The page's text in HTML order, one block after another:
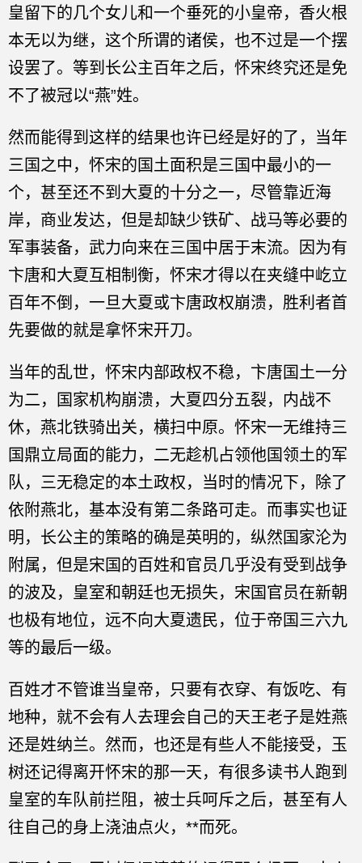
皇留下的几个女儿和一个垂死的小皇帝，香火根
本无以为继，这个所谓的诸侯，也不过是一个摆
设罢了。等到长公主百年之后，怀宋终究还是免
不了被冠以“燕”姓。
然而能得到这样的结果也许已经是好的了，当年
三国之中，怀宋的国土面积是三国中最小的一
个，甚至还不到大夏的十分之一，尽管靠近海
岸，商业发达，但是却缺少铁矿、战马等必要的
军事装备，武力向来在三国中居于末流。因为有
卞唐和大夏互相制衡，怀宋才得以在夹缝中屹立
百年不倒，一旦大夏或卞唐政权崩溃，胜利者首
先要做的就是拿怀宋开刀。
当年的乱世，怀宋内部政权不稳，卞唐国土一分
为二，国家机构崩溃，大夏四分五裂，内战不
休，燕北铁骑出关，横扫中原。怀宋一无维持三
国鼎立局面的能力，二无趁机占领他国领土的军
队，三无稳定的本土政权，当时的情况下，除了
依附燕北，基本没有第二条路可走。而事实也证
明，长公主的策略的确是英明的，纵然国家沦为
附属，但是宋国的百姓和官员几乎没有受到战争
的波及，皇室和朝廷也无损失，宋国官员在新朝
也极有地位，远不向大夏遗民，位于帝国三六九
等的最后一级。
百姓才不管谁当皇帝，只要有衣穿、有饭吃、有
地种，就不会有人去理会自己的天王老子是姓燕
还是姓纳兰。然而，也还是有些人不能接受，玉
树还记得离开怀宋的那一天，有很多读书人跑到
皇室的车队前拦阻，被士兵呵斥之后，甚至有人
往自己的身上浇油点火，**而死。